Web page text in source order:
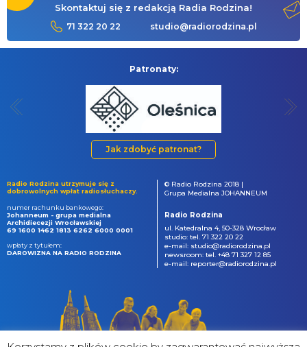
Skontaktuj się z redakcją Radia Rodzina!
71 322 20 22 studio@radiorodzina.pl
Patronaty:
Jak zdobyć patronat?
Radio Rodzina utrzymuje się z
dobrowolnych wpłat radiosłuchaczy.
numer rachunku bankowego:
Johanneum - grupa medialna
Archidiecezji Wrocławskiej
69 1600 1462 1813 6262 6000 0001
wpłaty z tytułem:
DAROWIZNA NA RADIO RODZINA
© Radio Rodzina 2018 |
Grupa Medialna JOHANNEUM
Radio Rodzina
ul. Katedralna 4, 50-328 Wrocław
studio: tel. 71 322 20 22
e-mail: studio@radiorodzina.pl
newsroom: tel. +48 71 327 12 85
e-mail: reporter@radiorodzina.pl